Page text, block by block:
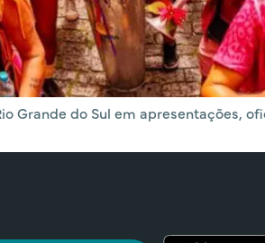
Grande do Sul em apresentações,